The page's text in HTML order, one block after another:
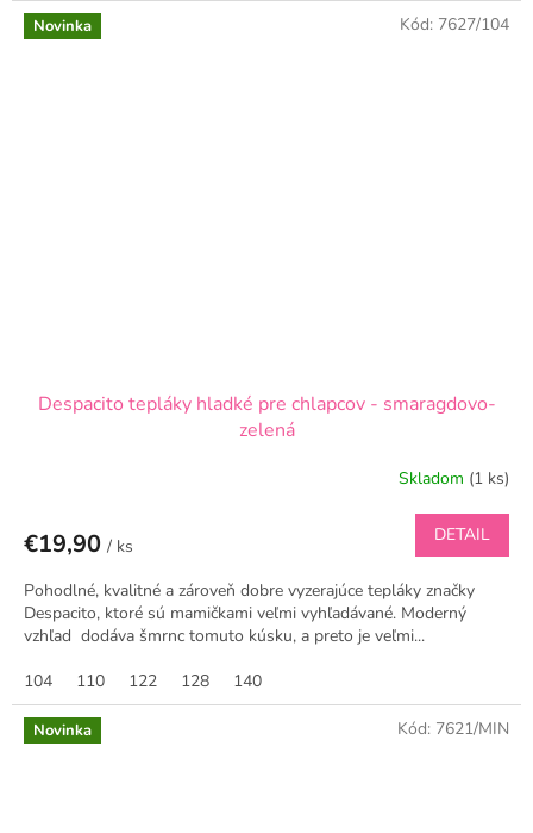
Novinka
Despacito tepláky hladké pre chlapcov - smaragdovo-
zelená
Skladom (1 ks)
€19,90 / ks
DETAIL
Pohodlné, kvalitné a zároveň dobre vyzerajúce tepláky značky
Despacito, ktoré sú mamičkami veľmi vyhľadávané. Moderný
vzhľad dodáva šmrnc tomuto kúsku, a preto je veľmi...
104
110 122 128 140
Kód: 7627/104
Novinka Kód: 7621/MIN